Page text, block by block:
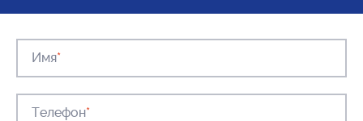
Имя*
Телефон*